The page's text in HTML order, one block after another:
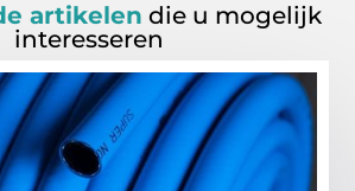
artikelen die u mogelijk
interesseren